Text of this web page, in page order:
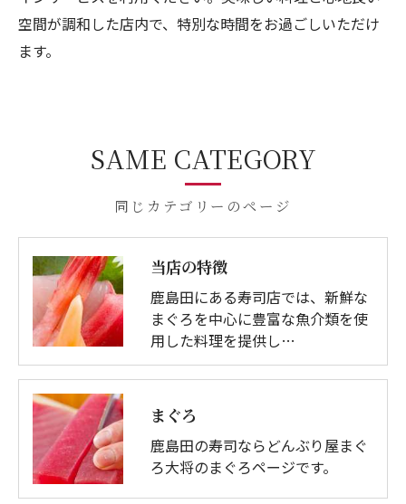
空間が調和した店内で、特別な時間をお過ごしいただけ
ます。
同じカテゴリーのページ
SAME CATEGORY
当店の特徴
鹿島田にある寿司店では、新鮮な
まぐろを中心に豊富な魚介類を使
用した料理を提供し…
まぐろ
鹿島田の寿司ならどんぶり屋まぐ
ろ大将のまぐろページです。